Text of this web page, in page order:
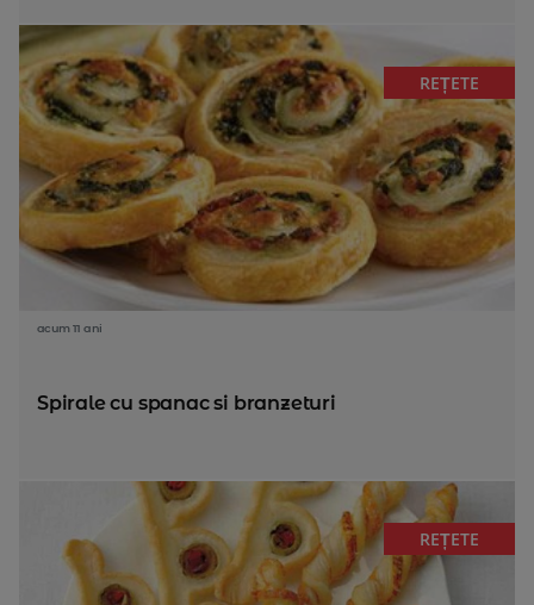
REȚETE
acum 11 ani
Spirale cu spanac si branzeturi
REȚETE